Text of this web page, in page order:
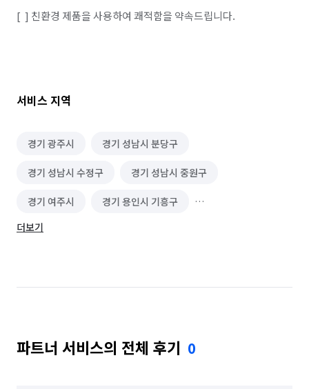
[  ] 친환경 제품을 사용하여 쾌적함을 약속드립니다.
서비스 지역
경기 광주시 경기 성남시 분당구
경기 성남시 수정구 경기 성남시 중원구
경기 여주시 경기 용인시 기흥구
경기 용인시 수지구
서울 강북구 서울 강서구 서울 관악구
서울 노원구 서울 도봉구 서울 동대문구
더보기
파트너 서비스의 전체 후기 0